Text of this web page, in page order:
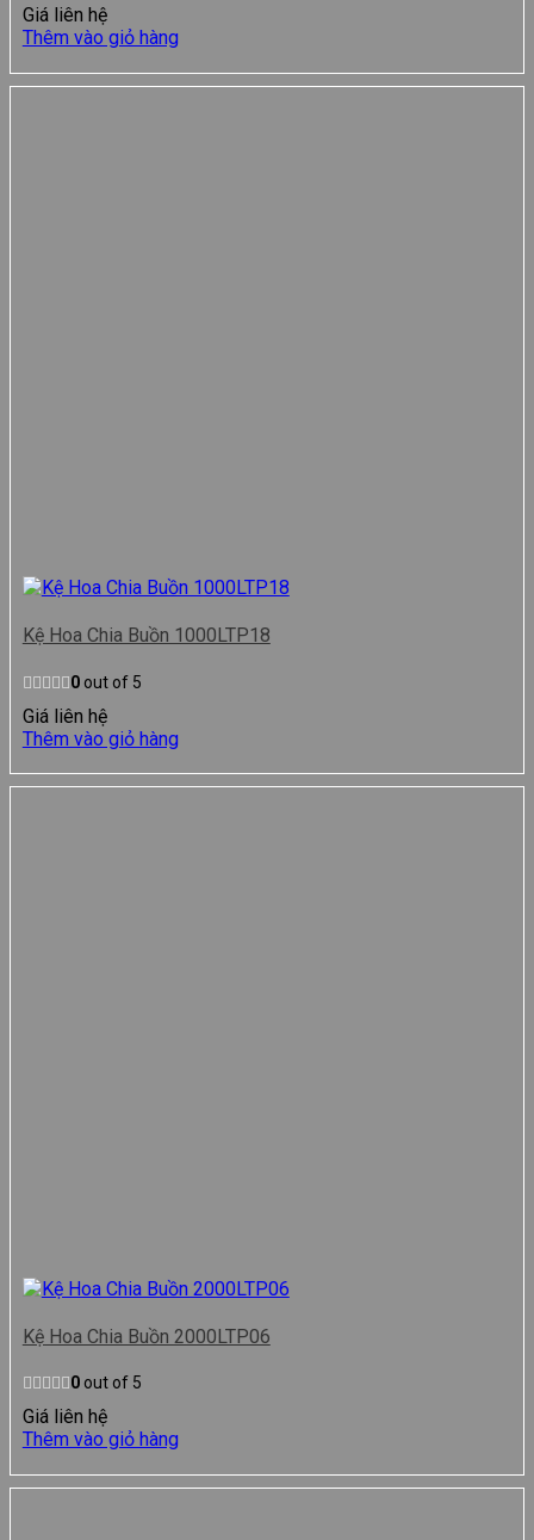
Giá liên hệ
Thêm vào giỏ hàng
Kệ Hoa Chia Buồn 1000LTP18
0out of 5
Giá liên hệ
Thêm vào giỏ hàng
Kệ Hoa Chia Buồn 2000LTP06
0out of 5
Giá liên hệ
Thêm vào giỏ hàng